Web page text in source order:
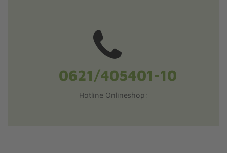
Hotline Onlineshop: